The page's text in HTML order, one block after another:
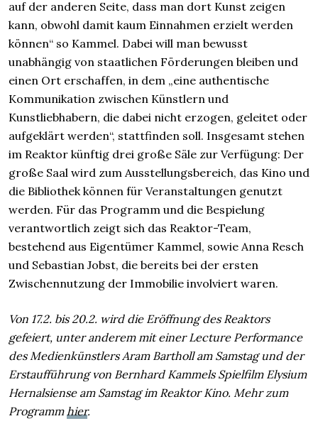
auf der anderen Seite, dass man dort Kunst zeigen
kann, obwohl damit kaum Einnahmen erzielt werden
können“ so Kammel. Dabei will man bewusst
unabhängig von staatlichen Förderungen bleiben und
einen Ort erschaffen, in dem „eine authentische
Kommunikation zwischen Künstlern und
Kunstliebhabern, die dabei nicht erzogen, geleitet oder
aufgeklärt werden“, stattfinden soll. Insgesamt stehen
im Reaktor künftig drei große Säle zur Verfügung: Der
große Saal wird zum Ausstellungsbereich, das Kino und
die Bibliothek können für Veranstaltungen genutzt
werden. Für das Programm und die Bespielung
verantwortlich zeigt sich das Reaktor-Team,
bestehend aus Eigentümer Kammel, sowie Anna Resch
und Sebastian Jobst, die bereits bei der ersten
Zwischennutzung der Immobilie involviert waren.
Von 17.2. bis 20.2. wird die Eröffnung des Reaktors
gefeiert, unter anderem mit einer Lecture Performance
des Medienkünstlers Aram Bartholl am Samstag und der
Erstaufführung von Bernhard Kammels Spielfilm Elysium
Hernalsiense am Samstag im Reaktor Kino. Mehr zum
Programmhier.